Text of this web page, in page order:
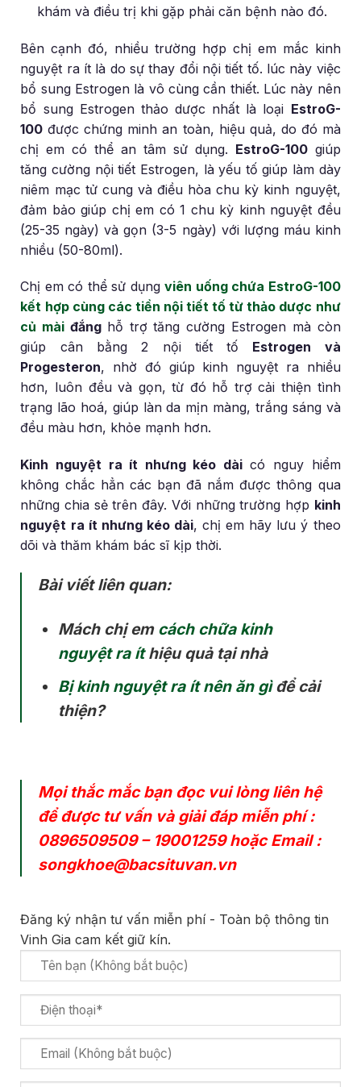
khám và điều trị khi gặp phải căn bệnh nào đó.
Bên cạnh đó, nhiều trường hợp chị em mắc kinh
nguyệt ra ít là do sự thay đổi nội tiết tố. lúc này việc
bổ sung Estrogen là vô cùng cần thiết. Lúc này nên
bổ sung Estrogen thảo dược nhất là loại EstroG-
100 được chứng minh an toàn, hiệu quả, do đó mà
chị em có thể an tâm sử dụng. EstroG-100giúp
tăng cường nội tiết Estrogen, là yếu tố giúp làm dày
niêm mạc tử cung và điều hòa chu kỳ kinh nguyệt,
đảm bảo giúp chị em có 1 chu kỳ kinh nguyệt đều
(25-35 ngày) và gọn (3-5 ngày) với lượng máu kinh
nhiều (50-80ml).
Chị em có thể sử dụngviên uống chứa EstroG-100
kết hợp cùng các tiền nội tiết tố từ thảo dược như
củ màiđắng hỗ trợ tăng cường Estrogen mà còn
giúp cân bằng 2 nội tiết tố Estrogen và
Progesteron, nhờ đó giúp kinh nguyệt ra nhiều
hơn, luôn đều và gọn, từ đó hỗ trợ cải thiện tình
trạng lão hoá, giúp làn da mịn màng, trắng sáng và
đều màu hơn, khỏe mạnh hơn.
Kinh nguyệt ra ít nhưng kéo dàicó nguy hiểm
không chắc hẳn các bạn đã nắm được thông qua
những chia sẻ trên đây. Với những trường hợp kinh
nguyệt ra ít nhưng kéo dài, chị em hãy lưu ý theo
dõi và thăm khám bác sĩ kịp thời.
Bài viết liên quan:
Mách chị em cách chữa kinh
nguyệt ra íthiệu quả tại nhà
Bị kinh nguyệt ra ít nên ăn gìđể cải
thiện?
Mọi thắc mắc bạn đọc vui lòng liên hệ
để được tư vấn và giải đáp miễn phí :
0896509509– 19001259hoặc Email :
songkhoe@bacsituvan.vn
Đăng ký nhận tư vấn miễn phí - Toàn bộ thông tin
Vinh Gia cam kết giữ kín.